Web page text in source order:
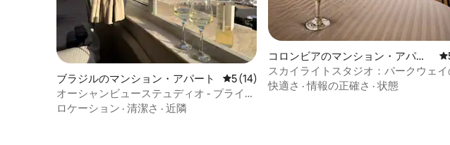
ブラジルのマンション・アパート レビュー14件、5つ星中5つ星の平均評価
5 (14)
オーシャンビューステュディオ - プライ
ア・ド・レーメとコパカバーナ
ロケーション · 清潔さ · 近隣
コロンビアのマンション・アパー
ト
スカイライトスタジオ：パークウェ
眺望が見えるボゴタの18階
快適さ ·情報の正確さ · 状態